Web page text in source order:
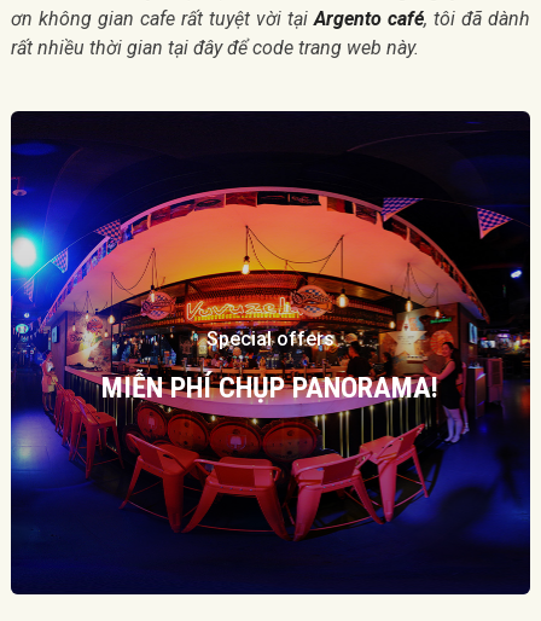
ơn không gian cafe rất tuyệt vời tạiArgento café, tôi đã dành
rất nhiều thời gian tại đây để code trang web này.
Special offers
MIỄN PHÍ CHỤP PANORAMA!